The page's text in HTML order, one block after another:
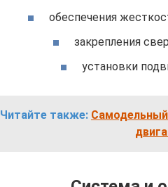
обеспечения
закрепления
установки
Читайте также: Самодельный